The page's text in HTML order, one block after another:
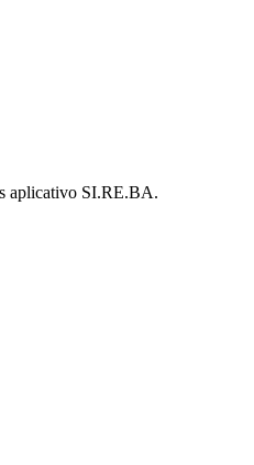
aplicativo SI.RE.BA.